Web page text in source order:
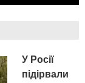
У Росії
підірвали